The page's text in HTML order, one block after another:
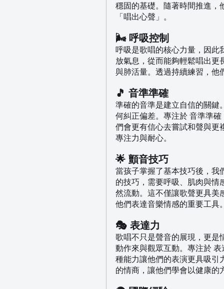
穩固的基礎。隨著時間推進，
「唱出心聲」。
🌬️ 呼吸控制
呼吸是歌唱的核心力量，因此
放氣息，從而能夠輕鬆唱出更
與肺活量。透過持續練習，他
🎵 音準準確
準確的音準是建立自信的關鍵
何糾正偏差。專注於 音準準
們會更有信心去嘗試和聲與更
專注力與耐心。
🌟 顫音技巧
當孩子掌握了基本技巧後，我
的技巧，需要呼吸、肌肉與情
然流動。這不僅讓歌聲更具美
他們表達音樂情感的重要工具。
🎭 表達力
歌唱不只是聲音的展現，更是
動作來與觀眾互動。專注於
種能力讓他們的表演更具吸引
的情商，讓他們學會以健康的